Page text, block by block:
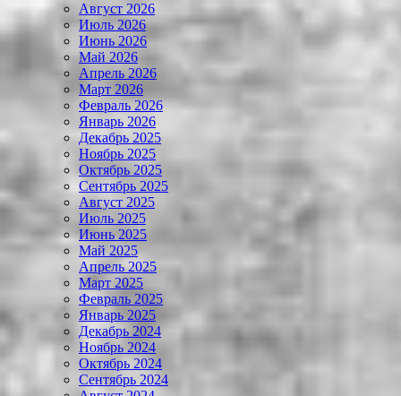
Август 2026
Июль 2026
Июнь 2026
Май 2026
Апрель 2026
Март 2026
Февраль 2026
Январь 2026
Декабрь 2025
Ноябрь 2025
Октябрь 2025
Сентябрь 2025
Август 2025
Июль 2025
Июнь 2025
Май 2025
Апрель 2025
Март 2025
Февраль 2025
Январь 2025
Декабрь 2024
Ноябрь 2024
Октябрь 2024
Сентябрь 2024